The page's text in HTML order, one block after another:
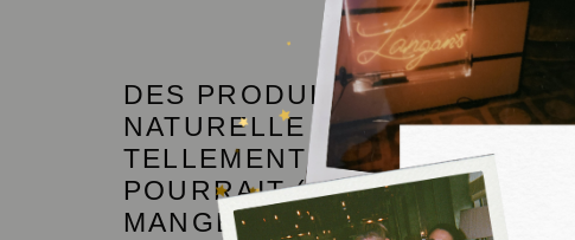
DES PRODUITS D'ORIGINE
NATURELLE CRÉÉS EN
TELLEMENT BONS ET SAINS
POURRAIT (PRESQUE) LES
MANGER.